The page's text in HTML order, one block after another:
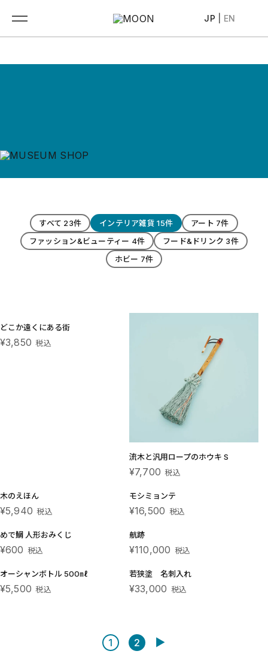
JP EN
すべて 23件 インテリア雑貨 15件
アート 7件
ファッション&ビューティー 4件
フード&ドリンク 3件
ホビー 7件
どこか遠くにある街
¥3,850 税込
流木と汎用ロープのホウキ S
¥7,700 税込
木のえほん
¥5,940 税込
モシミョンテ
¥16,500 税込
めで鯛 人形おみくじ
¥600 税込
航跡
¥110,000 税込
オーシャンボトル 500㎖
¥5,500 税込
若狭塗 名刺入れ
¥33,000 税込
1 2 ▶